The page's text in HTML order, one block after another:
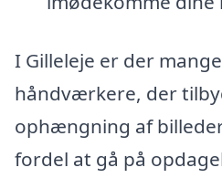
I Gilleleje er der
håndværkere, der
ophængning af
fordel at gå på